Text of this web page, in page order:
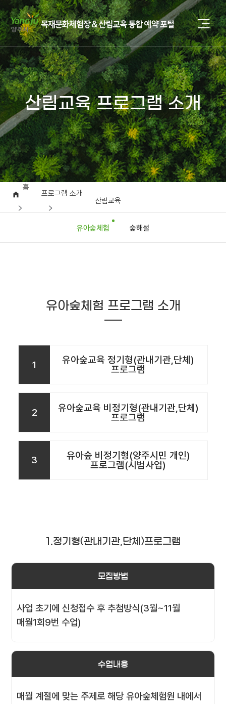
산림교육 프로그램 소개
홈
프로그램 소개
산림교육
유아숲체험 숲해설
유아숲체험 프로그램 소개
1
유아숲교육 정기형(관내기관,단체)
프로그램
2
유아숲교육 비정기형(관내기관,단체)
프로그램
3
유아숲 비정기형(양주시민 개인)
프로그램(시범사업)
1.정기형(관내기관,단체)프로그램
모집방법
사업 초기에 신청접수 후 추첨방식(3월~11월
매월1회9번 수업)
수업내용
매월 계절에 맞는 주제로 해당 유아숲체험원 내에서